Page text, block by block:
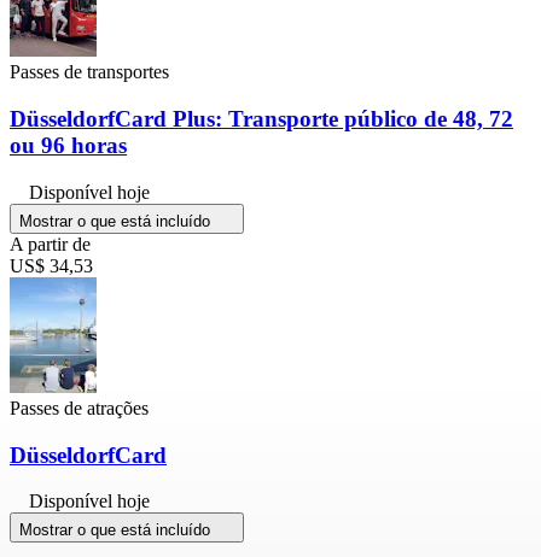
Passes de transportes
DüsseldorfCard Plus: Transporte público de 48, 72
ou 96 horas
Disponível hoje
Mostrar o que está incluído
A partir de
US$ 34,53
Passes de atrações
DüsseldorfCard
Disponível hoje
Mostrar o que está incluído